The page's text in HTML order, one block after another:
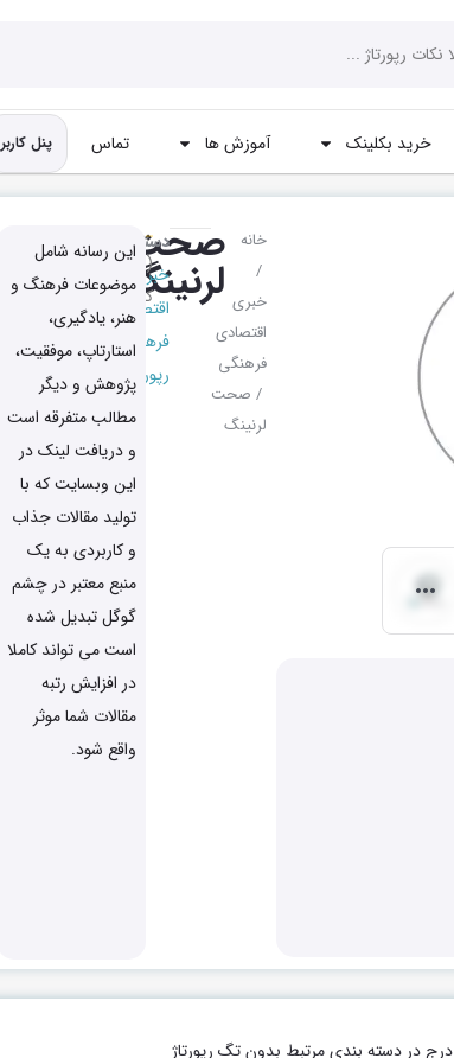
خرید بکلینک آموزش ها تماس پنل کاربر
صحت
لرنینگ
خانه
/
خبری
اقتصادی
فرهنگی
/ صحت
لرنینگ
دسته
خبری
اقتصادی
فرهنگی
رپورتاژ
(دیدگاه
کاربر1
)
این رسانه شامل
موضوعات فرهنگ و
هنر، یادگیری،
استارتاپ، موفقیت،
پژوهش و دیگر
مطالب متفرقه است
و دریافت لینک در
این وبسایت که با
تولید مقالات جذاب
و کاربردی به یک
منبع معتبر در چشم
گوگل تبدیل شده
است می تواند کاملا
در افزایش رتبه
مقالات شما موثر
واقع شود.
درج در دسته بندی مرتبط بدون تگ رپورتاژ